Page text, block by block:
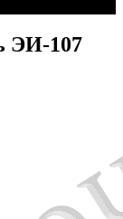
ЭИ-107